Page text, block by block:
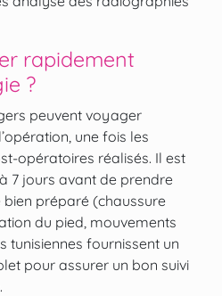
rapidement
?
peuvent voyager
une fois les
opératoires réalisés. Il est
7 jours avant de prendre
bien préparé (chaussure
du pied, mouvements
tunisiennes fournissent un
pour assurer un bon suivi